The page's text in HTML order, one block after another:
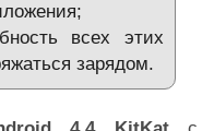
всех этих
зарядом.